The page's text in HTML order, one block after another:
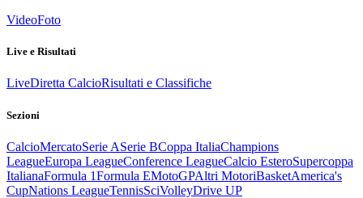
VideoFoto
Live e Risultati
LiveDiretta CalcioRisultati e Classifiche
Sezioni
CalcioMercatoSerie ASerie BCoppa ItaliaChampions
LeagueEuropa LeagueConference LeagueCalcio EsteroSupercoppa
ItalianaFormula 1Formula EMotoGPAltri MotoriBasketAmerica's
CupNations LeagueTennisSciVolleyDrive UP